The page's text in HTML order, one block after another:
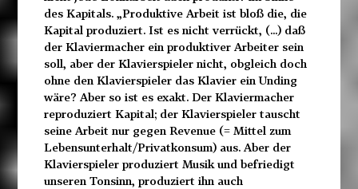
des Kapitals. „Produktive Arbeit ist bloß die, die
Kapital produziert. Ist es nicht verrückt, (...) daß
der Klaviermacher ein produktiver Arbeiter sein
soll, aber der Klavierspieler nicht, obgleich doch
ohne den Klavierspieler das Klavier ein Unding
wäre? Aber so ist es exakt. Der Klaviermacher
reproduziert Kapital; der Klavierspieler tauscht
seine Arbeit nur gegen Revenue (= Mittel zum
Lebensunterhalt/Privatkonsum) aus. Aber der
Klavierspieler produziert Musik und befriedigt
unseren Tonsinn, produziert ihn auch